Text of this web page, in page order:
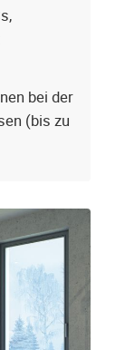
bei der
(bis zu